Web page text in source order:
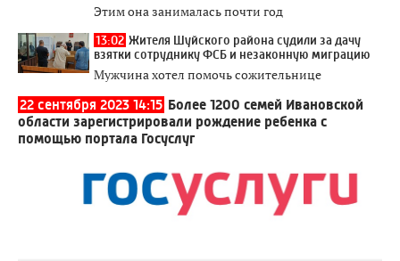
Этим она занималась почти год
13:02 Жителя Шуйского района судили за дачу
взятки сотруднику ФСБ и незаконную миграцию
Мужчина хотел помочь сожительнице
22 сентября 2023 14:15 Более 1200 семей Ивановской
области зарегистрировали рождение ребенка с
помощью портала Госуслуг